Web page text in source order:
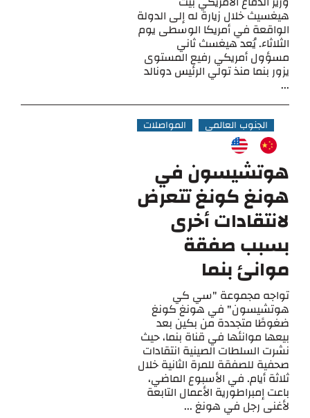
هيغسيث خلال زيارة له إلى الدولة
الواقعة في أمريكا الوسطى يوم
الثلاثاء. يُعد هيغسث ثاني
مسؤول أمريكي رفيع المستوى
يزور بنما منذ تولي الرئيس دونالد
...
الجنوب العالمي المواصلات
هوتشيسون في
هونغ كونغ تتعرض
لانتقادات أخرى
بسبب صفقة
موانئ بنما
تواجه مجموعة "سي كي
هوتشيسون" في هونغ كونغ
ضغوطًا متجددة من بكين بعد
بيعها موانئها في قناة بنما، حيث
نشرت السلطات الصينية انتقادات
صحفية للصفقة للمرة الثانية خلال
ثلاثة أيام. في الأسبوع الماضي،
باعت إمبراطورية الأعمال التابعة
لأغنى رجل في هونغ ...